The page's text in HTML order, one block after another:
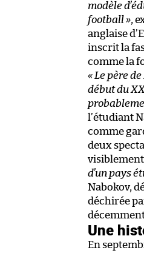
modèle
football »,
anglaise
inscrit la
comme la
« Le père
début du
l’étudiant
comme
deux
d’un pays
Nabokov,
déchirée
Une
En